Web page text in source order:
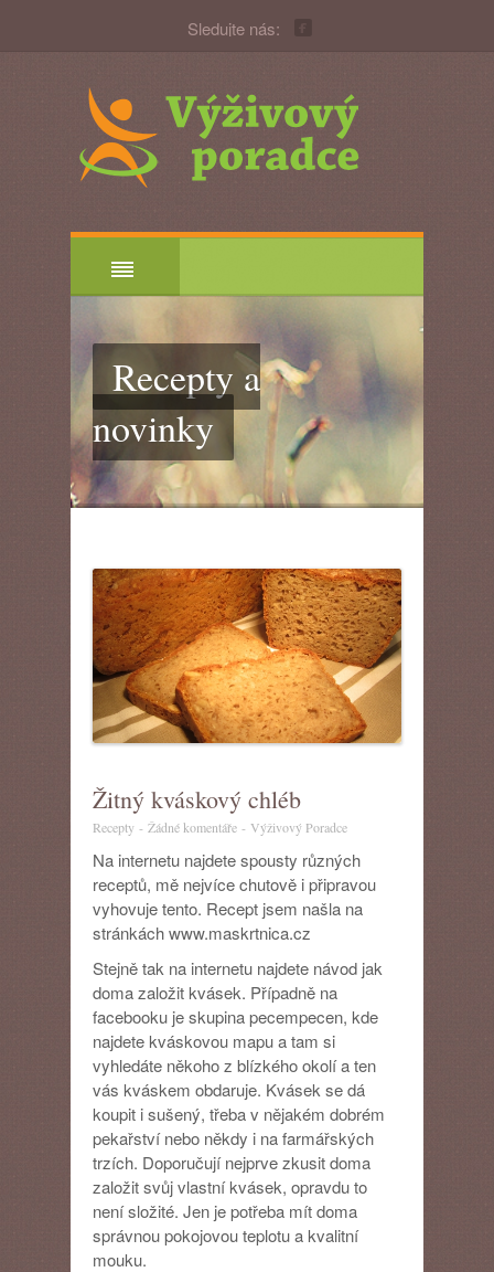
Sledujte nás:
Recepty a
novinky
Žitný kváskový chléb
Recepty - Žádné komentářeu
s
názvem
Žitný
kváskový
chléb
- Výživový Poradce
Na internetu najdete spousty různých
receptů, mě nejvíce chutově i připravou
vyhovuje tento. Recept jsem našla na
stránkách www.maskrtnica.cz
Stejně tak na internetu najdete návod jak
doma založit kvásek. Případně na
facebooku je skupina pecempecen, kde
najdete kváskovou mapu a tam si
vyhledáte někoho z blízkého okolí a ten
vás kváskem obdaruje. Kvásek se dá
koupit i sušený, třeba v nějakém dobrém
pekařství nebo někdy i na farmářských
trzích. Doporučují nejprve zkusit doma
založit svůj vlastní kvásek, opravdu to
není složité. Jen je potřeba mít doma
správnou pokojovou teplotu a kvalitní
mouku.